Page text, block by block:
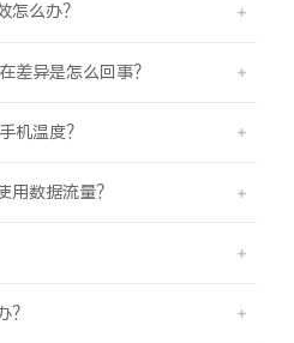
怎么办？
差异是怎么回事？
机温度？
用数据流量？
？